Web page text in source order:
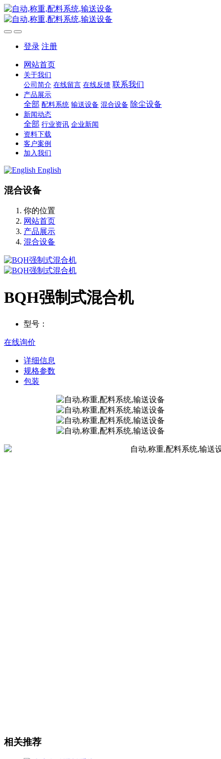
登录 注册
网站首页
关于我们
公司简介 在线留言 在线反馈 联系我们
产品展示
全部 配料系统 输送设备 混合设备 除尘设备
新闻动态
全部 行业资讯 企业新闻
资料下载
客户案例
加入我们
English
混合设备
你的位置
网站首页
产品展示
混合设备
BQH强制式混合机
型号：
在线询价
详细信息
规格参数
包装
相关推荐